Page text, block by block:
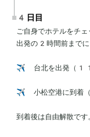
4日目
ご自身でホテルをチェ
出発の2時間前までに
✈️ 台北を出発
✈️ 小松空港に到
到着後は自由解散です